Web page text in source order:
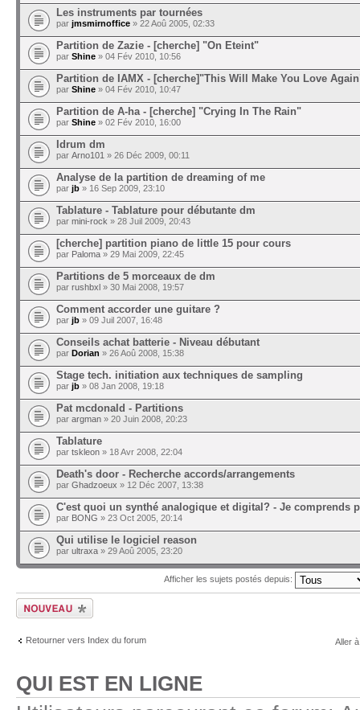
Les instruments par tournées
par jmsmirnoffice » 22 Aoû 2005, 02:33
Partition de Zazie - [cherche] "On Eteint"
par Shine » 04 Fév 2010, 10:56
Partition de IAMX - [cherche]"This Will Make You Love
par Shine » 04 Fév 2010, 10:47
Partition de A-ha - [cherche] "Crying In The Rain"
par Shine » 02 Fév 2010, 16:00
Idrum dm
par Arno101 » 26 Déc 2009, 00:11
Analyse de la partition de dreaming of me
par jb » 16 Sep 2009, 23:10
Tablature - Tablature pour débutante dm
par mini-rock » 28 Juil 2009, 20:43
[cherche] partition piano de little 15 pour cours
par Paloma » 29 Mai 2009, 22:45
Partitions de 5 morceaux de dm
par rushbxl » 30 Mai 2008, 19:57
Comment accorder une guitare ?
par jb » 09 Juil 2007, 16:48
Conseils achat batterie - Niveau débutant
par Dorian » 26 Aoû 2008, 15:38
Stage tech. initiation aux techniques de sampling
par jb » 08 Jan 2008, 19:18
Pat mcdonald - Partitions
par argman » 20 Juin 2008, 20:23
Tablature
par tskleon » 18 Avr 2008, 22:04
Death's door - Recherche accords/arrangements
par Ghadzoeux » 12 Déc 2007, 13:38
C'est quoi un synthé analogique et digital? - Je comprends
par BONG » 23 Oct 2005, 20:14
Qui utilise le logiciel reason
par ultraxa » 29 Aoû 2005, 23:20
Afficher les sujets postés depuis:
Ecrire un nouveau
sujet
Retourner vers Index du forum Aller
QUI EST EN LIGNE